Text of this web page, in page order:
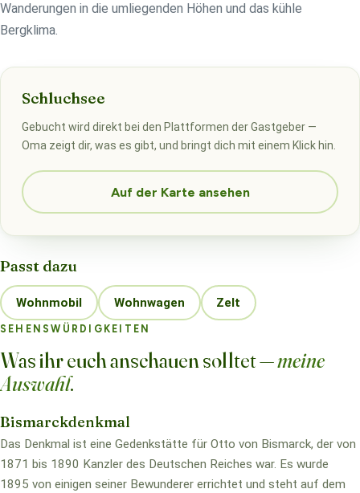
Wanderungen in die umliegenden Höhen und das kühle
Bergklima.
Schluchsee
Gebucht wird direkt bei den Plattformen der Gastgeber —
Oma zeigt dir, was es gibt, und bringt dich mit einem Klick hin.
Auf der Karte ansehen
Passt dazu
Wohnmobil Wohnwagen Zelt
SEHENSWÜRDIGKEITEN
Was ihr euch anschauen solltet —meine
Auswahl.
Bismarckdenkmal
Das Denkmal ist eine Gedenkstätte für Otto von Bismarck, der von
1871 bis 1890 Kanzler des Deutschen Reiches war. Es wurde
1895 von einigen seiner Bewunderer errichtet und steht auf dem